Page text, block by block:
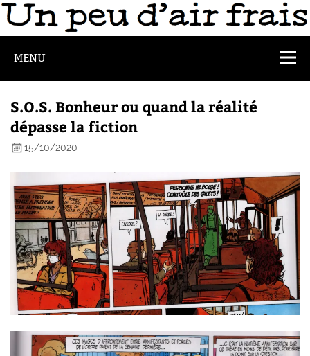
MENU
S.O.S. Bonheur ou quand la réalité
dépasse la fiction
15/10/2020